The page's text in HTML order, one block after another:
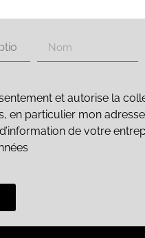
et autorise la
en particulier mon
de votre